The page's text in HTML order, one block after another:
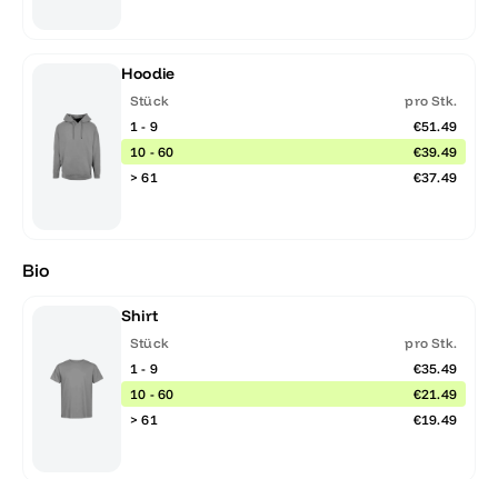
Hoodie
Stück
pro Stk.
1 - 9
€51.49
10 - 60
€39.49
> 61
€37.49
Bio
Shirt
Stück
pro Stk.
1 - 9
€35.49
10 - 60
€21.49
> 61
€19.49